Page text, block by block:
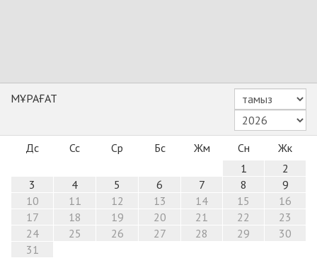
МҰРАҒАТ
Дс Сс Ср Бс Жм Сн
Жк
1
2
3
4 5 6 7 8
9
10
11 12 13 14 15
16
17
18 19 20 21 22
23
24
25 26 27 28 29
30
31